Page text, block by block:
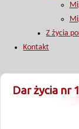
Z życia
Kontakt
Dar życia nr